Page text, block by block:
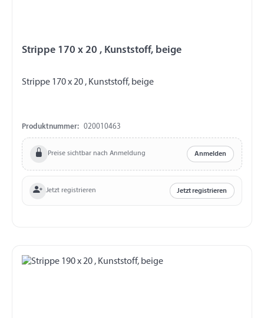
Strippe 170 x 20 , Kunststoff, beige
Strippe 170 x 20 , Kunststoff, beige
Produktnummer: 020010463
Preise sichtbar nach Anmeldung Anmelden
Jetzt registrieren Jetzt registrieren